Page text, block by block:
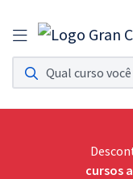
Assinatura
Acesso a todos os cursos.
Assinatura OAB
Acesso ilimitado a toda
cursos